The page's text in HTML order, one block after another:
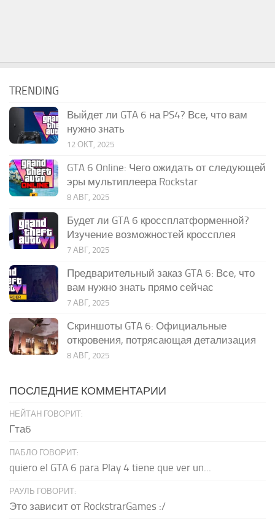
TRENDING
Выйдет ли GTA 6 на PS4? Все, что вам
нужно знать
12 ОКТ, 2025
GTA 6 Online: Чего ожидать от следующей
эры мультиплеера Rockstar
8 АВГ, 2025
Будет ли GTA 6 кроссплатформенной?
Изучение возможностей кроссплея
7 АВГ, 2025
Предварительный заказ GTA 6: Все, что
вам нужно знать прямо сейчас
7 АВГ, 2025
Скриншоты GTA 6: Официальные
откровения, потрясающая детализация
8 АВГ, 2025
ПОСЛЕДНИЕ КОММЕНТАРИИ
НЕЙТАН ГОВОРИТ:
Гта6
ПАБЛО ГОВОРИТ:
quiero el GTA 6 para Play 4 tiene que ver un...
РАУЛЬ ГОВОРИТ:
Это зависит от RockstrarGames :/